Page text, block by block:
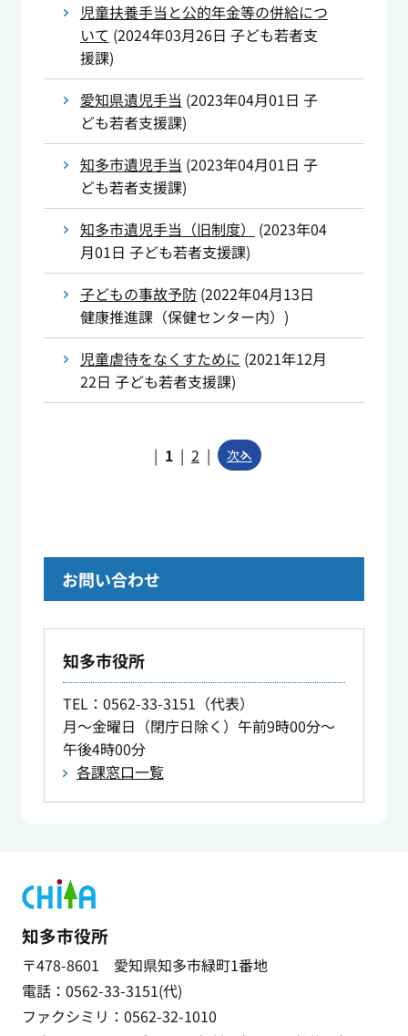
児童扶養手当と公的年金等の併給につ
いて (2024年03月26日 子ども若者支
援課)
愛知県遺児手当 (2023年04月01日 子
ども若者支援課)
知多市遺児手当 (2023年04月01日 子
ども若者支援課)
知多市遺児手当（旧制度）
(2023年04
月01日 子ども若者支援課)
子どもの事故予防(2022年04月13日
健康推進課（保健センター内） )
児童虐待をなくすために (2021年12月
22日 子ども若者支援課)
| 1 | 2 | 次へ
お問い合わせ
知多市役所
TEL：0562-33-3151（代表）
月～金曜日（閉庁日除く）午前9時00分～
午後4時00分
各課窓口一覧
知多市役所
〒478-8601 愛知県知多市緑町1番地
電話：0562-33-3151(代)
ファクシミリ：0562-32-1010